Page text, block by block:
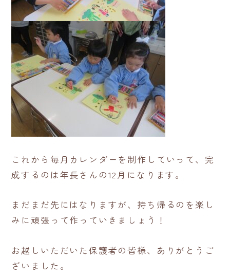
これから毎月カレンダーを制作していって、完
成するのは年長さんの12月になります。
まだまだ先にはなりますが、持ち帰るのを楽し
みに頑張って作っていきましょう！
お越しいただいた保護者の皆様、ありがとうご
ざいました。